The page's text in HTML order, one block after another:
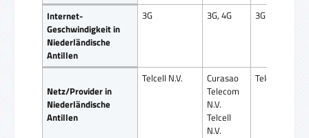
Internet-
Geschwindigkeit in
Niederländische
Antillen
3G 3G, 4G 3G
Netz/Provider in
Niederländische
Antillen
Telcell N.V.
Curasao
Telecom
N.V.
Telcell
N.V.
Telcell N.V.